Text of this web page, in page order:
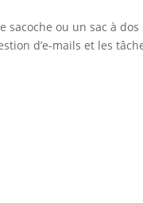
ou un sac à
d’e-mails et les